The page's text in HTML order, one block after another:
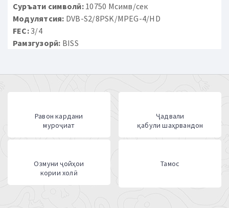
Суръати символӣ:10750 Мсимв/сек
Модулятсия: DVB-S2/8PSK/MPEG-4/HD
FEC:3/4
Рамзгузорӣ: BISS
Равон кардани
муроҷиат
Ҷадвали
қабули шаҳрвандон
Озмуни ҷойҳои
кории холӣ
Тамос